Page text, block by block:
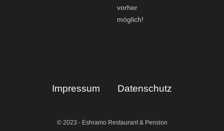
vorher
möglich!
Impressum Datenschutz
© 2023 - Eshramo Restaurant & Pension